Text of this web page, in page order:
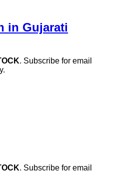
in Gujarati
. Subscribe for email
. Subscribe for email